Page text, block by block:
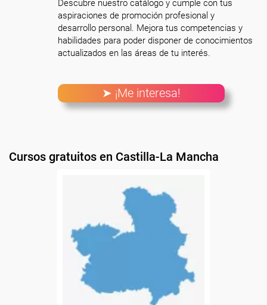
Descubre nuestro catálogo y cumple con tus
aspiraciones de promoción profesional y
desarrollo personal. Mejora tus competencias y
habilidades para poder disponer de conocimientos
actualizados en las áreas de tu interés.
➤ ¡Me interesa!
Cursos gratuitos en Castilla-La Mancha